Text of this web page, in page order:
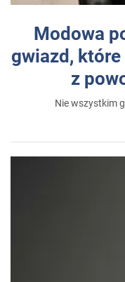
Modowa
gwiazd,
z
Nie wszystkim